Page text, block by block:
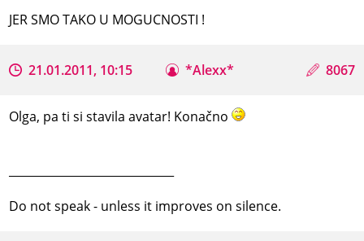
JER SMO TAKO U MOGUCNOSTI !
21.01.2011, 10:15 *Alexx* 8067
Olga, pa ti si stavila avatar! Konačno
Do not speak - unless it improves on silence.